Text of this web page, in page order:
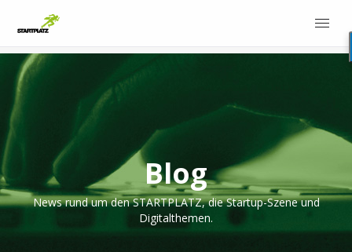
Blog
News rund um den STARTPLATZ, die Startup-Szene und
Digitalthemen.